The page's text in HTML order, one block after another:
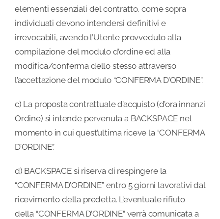
elementi essenziali del contratto, come sopra
individuati devono intendersi definitivi e
irrevocabili, avendo l’Utente provveduto alla
compilazione del modulo d’ordine ed alla
modifica/conferma dello stesso attraverso
l’accettazione del modulo “CONFERMA D’ORDINE”.
c) La proposta contrattuale d’acquisto (d’ora innanzi
Ordine) si intende pervenuta a BACKSPACE nel
momento in cui quest’ultima riceve la “CONFERMA
D’ORDINE”.
d) BACKSPACE si riserva di respingere la
“CONFERMA D’ORDINE” entro 5 giorni lavorativi dal
ricevimento della predetta. L’eventuale rifiuto
della “CONFERMA D’ORDINE” verrà comunicata a